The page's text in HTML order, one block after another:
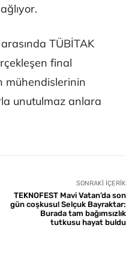
TÜBİTAK
final
mühendislerinin
unutulmaz anlara
SONRAKI İÇERIK
TEKNOFEST Mavi Vatan’da son
gün coşkusu! Selçuk Bayraktar:
Burada tam bağımsızlık
tutkusu hayat buldu